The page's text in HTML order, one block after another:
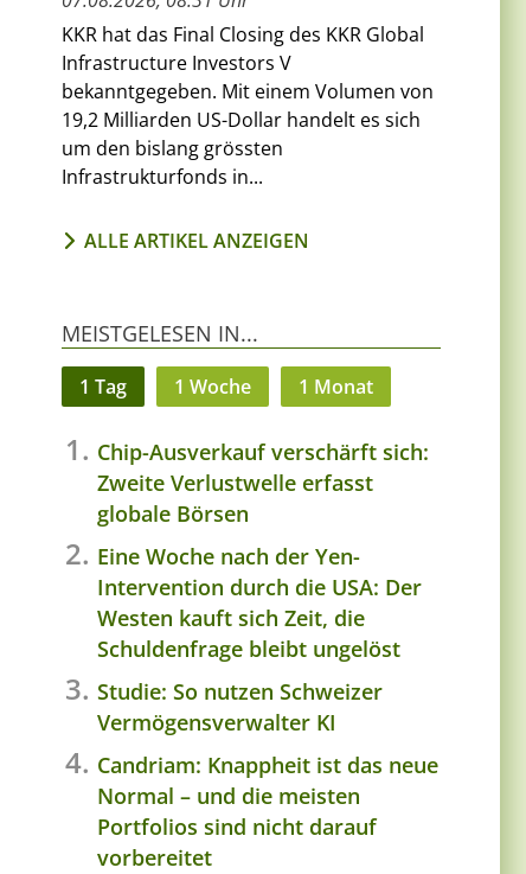
KKR hat das Final Closing des KKR Global
Infrastructure Investors V
bekanntgegeben. Mit einem Volumen von
19,2 Milliarden US-Dollar handelt es sich
um den bislang grössten
Infrastrukturfonds in...
ALLE ARTIKEL ANZEIGEN
MEISTGELESEN IN...
1 Tag 1 Woche 1 Monat
Chip-Ausverkauf verschärft sich:
Zweite Verlustwelle erfasst
globale Börsen
Eine Woche nach der Yen-
Intervention durch die USA: Der
Westen kauft sich Zeit, die
Schuldenfrage bleibt ungelöst
Studie: So nutzen Schweizer
Vermögensverwalter KI
Candriam: Knappheit ist das neue
Normal – und die meisten
Portfolios sind nicht darauf
vorbereitet